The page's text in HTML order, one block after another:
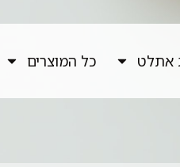
אתלט כל המוצרים